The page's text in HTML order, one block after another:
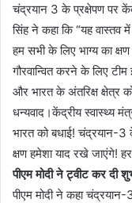
चंद्रयान 3 के प्रक्षेपण पर
सिंह ने कहा कि “यह वास्तव
हम सभी के लिए भाग्य का
गौरवान्वित करने के लिए
और भारत के अंतरिक्ष क्षेत्र
धन्यवाद।केंद्रीय स्वास्थ्य
भारत को बधाई! चंद्रयान-
क्षण हमेशा याद रखे जाएंगे!
पीएम मोदी ने ट्वीट कर दी
पीएम मोदी ने कहा